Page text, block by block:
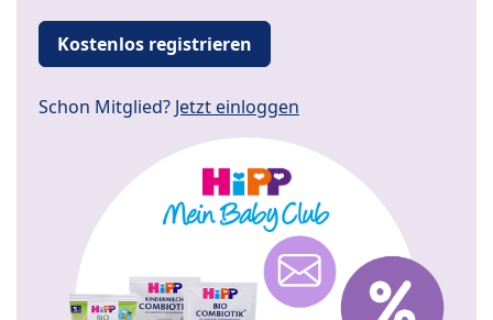
Kostenlos registrieren
Schon Mitglied? Jetzt einloggen